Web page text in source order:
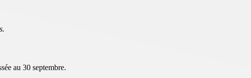
au 30 septembre.